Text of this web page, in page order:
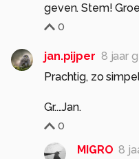
geven. Stem!
0
jan.pijper 8 jaar
Prachtig, zo
Gr....Jan.
0
MIGRO 8